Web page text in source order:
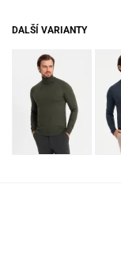
DALŠÍ VARIANTY